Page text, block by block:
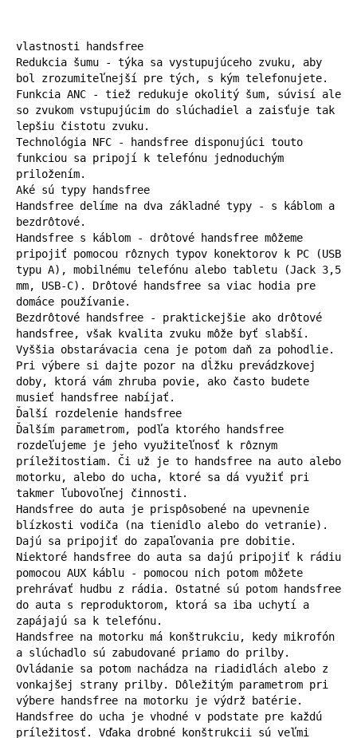
vlastnosti handsfree
Redukcia šumu - týka sa vystupujúceho zvuku, aby
bol zrozumiteľnejší pre tých, s kým telefonujete.
Funkcia ANC - tiež redukuje okolitý šum, súvisí ale
so zvukom vstupujúcim do slúchadiel a zaisťuje tak
lepšiu čistotu zvuku.
Technológia NFC - handsfree disponujúci touto
funkciou sa pripojí k telefónu jednoduchým
priložením.
Aké sú typy handsfree
Handsfree delíme na dva základné typy - s káblom a
bezdrôtové.
Handsfree s káblom - drôtové handsfree môžeme
pripojiť pomocou rôznych typov konektorov k PC (USB
typu A), mobilnému telefónu alebo tabletu (Jack 3,5
mm, USB-C). Drôtové handsfree sa viac hodia pre
domáce používanie.
Bezdrôtové handsfree - praktickejšie ako drôtové
handsfree, však kvalita zvuku môže byť slabší.
Vyššia obstarávacia cena je potom daň za pohodlie.
Pri výbere si dajte pozor na dĺžku prevádzkovej
doby, ktorá vám zhruba povie, ako často budete
musieť handsfree nabíjať.
Ďalší rozdelenie handsfree
Ďalším parametrom, podľa ktorého handsfree
rozdeľujeme je jeho využiteľnosť k rôznym
príležitostiam. Či už je to handsfree na auto alebo
motorku, alebo do ucha, ktoré sa dá využiť pri
takmer ľubovoľnej činnosti.
Handsfree do auta je prispôsobené na upevnenie
blízkosti vodiča (na tienidlo alebo do vetranie).
Dajú sa pripojiť do zapaľovania pre dobitie.
Niektoré handsfree do auta sa dajú pripojiť k rádiu
pomocou AUX káblu - pomocou nich potom môžete
prehrávať hudbu z rádia. Ostatné sú potom handsfree
do auta s reproduktorom, ktorá sa iba uchytí a
zapájajú sa k telefónu.
Handsfree na motorku má konštrukciu, kedy mikrofón
a slúchadlo sú zabudované priamo do prilby.
Ovládanie sa potom nachádza na riadidlách alebo z
vonkajšej strany prilby. Dôležitým parametrom pri
výbere handsfree na motorku je výdrž batérie.
Handsfree do ucha je vhodné v podstate pre každú
príležitosť. Vďaka drobné konštrukcii sú veľmi